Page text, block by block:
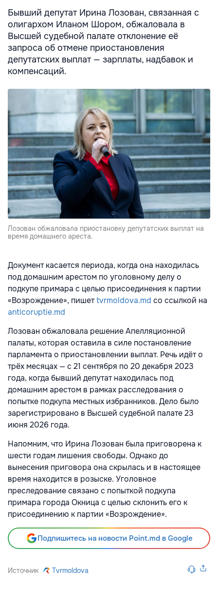
Бывший депутат Ирина Лозован, связанная с
олигархом Иланом Шором, обжаловала в
Высшей судебной палате отклонение её
запроса об отмене приостановления
депутатских выплат — зарплаты, надбавок и
компенсаций.
Лозован обжаловала приостановку депутатских выплат на
время домашнего ареста.
Документ касается периода, когда она находилась
под домашним арестом по уголовному делу о
подкупе примара с целью присоединения к партии
«Возрождение», пишетtvrmoldova.md со ссылкой на
anticoruptie.md
Лозован обжаловала решение Апелляционной
палаты, которая оставила в силе постановление
парламента о приостановлении выплат. Речь идёт о
трёх месяцах — с 21 сентября по 20 декабря 2023
года, когда бывший депутат находилась под
домашним арестом в рамках расследования о
попытке подкупа местных избранников. Дело было
зарегистрировано в Высшей судебной палате 23
июня 2026 года.
Напомним, что Ирина Лозован была приговорена к
шести годам лишения свободы. Однако до
вынесения приговора она скрылась и в настоящее
время находится в розыске. Уголовное
преследование связано с попыткой подкупа
примара города Окница с целью склонить его к
присоединению к партии «Возрождение».
Подпишитесь на новости Point.md в Google
Источник Tvrmoldova